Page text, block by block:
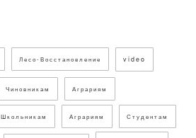
Лесо-Восстановление video
Чиновникам Аграриям
Школьникам Аграриям Студентам